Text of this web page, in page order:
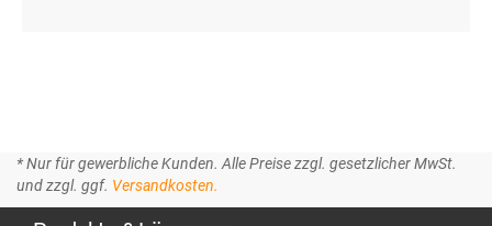
* Nur für gewerbliche Kunden. Alle Preise zzgl. gesetzlicher MwSt.
und zzgl. ggf. Versandkosten.